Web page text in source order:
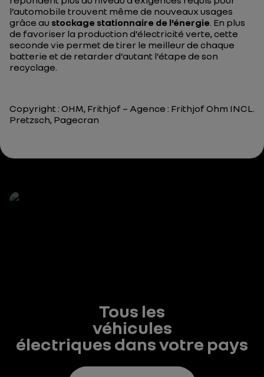
l’automobile trouvent même de nouveaux usages
grâce au stockage stationnaire de l’énergie. En plus
de favoriser la production d’électricité verte, cette
seconde vie permet de tirer le meilleur de chaque
batterie et de retarder d’autant l’étape de son
recyclage.
Copyright : OHM, Frithjof – Agence : Frithjof Ohm INCL.
Pretzsch, Pagecran
Tous les
véhicules
électriques dans votre pays